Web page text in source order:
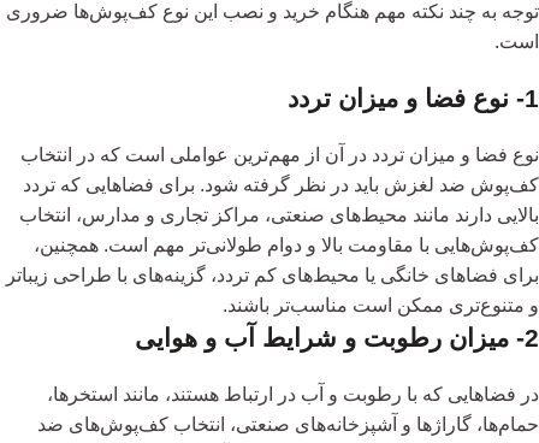
توجه به چند نکته مهم هنگام خرید و نصب این نوع کف‌پوش‌ها ضروری
است.
1- نوع فضا و میزان تردد
نوع فضا و میزان تردد در آن از مهم‌ترین عواملی است که در انتخاب
کف‌پوش ضد لغزش باید در نظر گرفته شود. برای فضاهایی که تردد
بالایی دارند مانند محیط‌های صنعتی، مراکز تجاری و مدارس، انتخاب
کف‌پوش‌هایی با مقاومت بالا و دوام طولانی‌تر مهم است. همچنین،
برای فضاهای خانگی یا محیط‌های کم تردد، گزینه‌های با طراحی زیباتر
و متنوع‌تری ممکن است مناسب‌تر باشند.
2- میزان رطوبت و شرایط آب و هوایی
در فضاهایی که با رطوبت و آب در ارتباط هستند، مانند استخرها،
حمام‌ها، گاراژها و آشپزخانه‌های صنعتی، انتخاب کف‌پوش‌های ضد